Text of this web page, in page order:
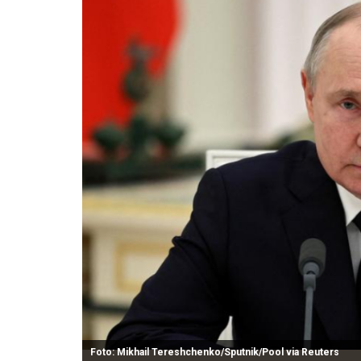
Foto: Mikhail Tereshchenko/Sputnik/Pool via Reuters